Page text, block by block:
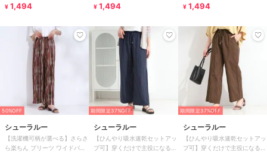
ツ
¥ 1,494
ツ
¥ 1,494
ツ
¥ 1,494
50%OFF
シューラルー
【洗濯機可柄が選べる】さらさ
ら楽ちん プリーツ ワイドパン
期間限定37%OFF
シューラルー
【ひんやり吸水速乾セットアッ
プ可】穿くだけで主役になる
期間限定37%OFF
シューラルー
【ひんやり吸水速乾セットアッ
プ可】穿くだけで主役になる